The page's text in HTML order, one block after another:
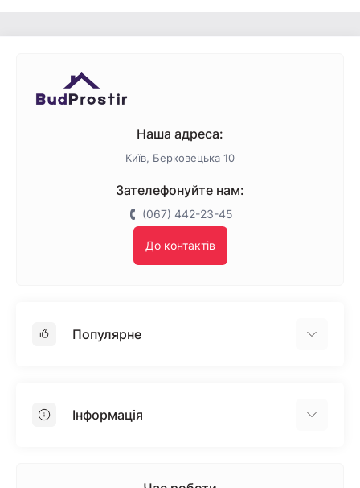
Наша адреса:
Київ, Берковецька 10
Зателефонуйте нам:
(067) 442-23-45
До контактів
Популярне
ПінопластІнформація